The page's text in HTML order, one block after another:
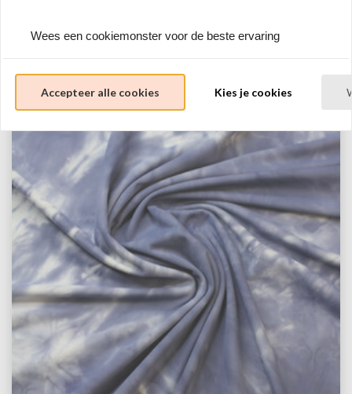
Wees een cookiemonster voor de beste ervaring
Accepteer alle cookies Kies je cookies